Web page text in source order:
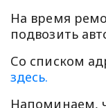
На время
подвозить
Со списком
здесь.
Напоминаем,